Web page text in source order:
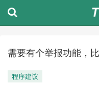
需要有个举报功能，
程序建议